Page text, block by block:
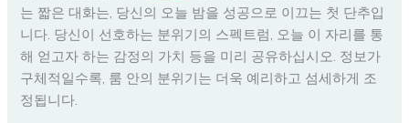
는 짧은 대화는, 당신의 오늘 밤을 성공으로 이끄는 첫 단추입
니다. 당신이 선호하는 분위기의 스펙트럼, 오늘 이 자리를 통
해 얻고자 하는 감정의 가치 등을 미리 공유하십시오. 정보가
구체적일수록, 룸 안의 분위기는 더욱 예리하고 섬세하게 조
정됩니다.